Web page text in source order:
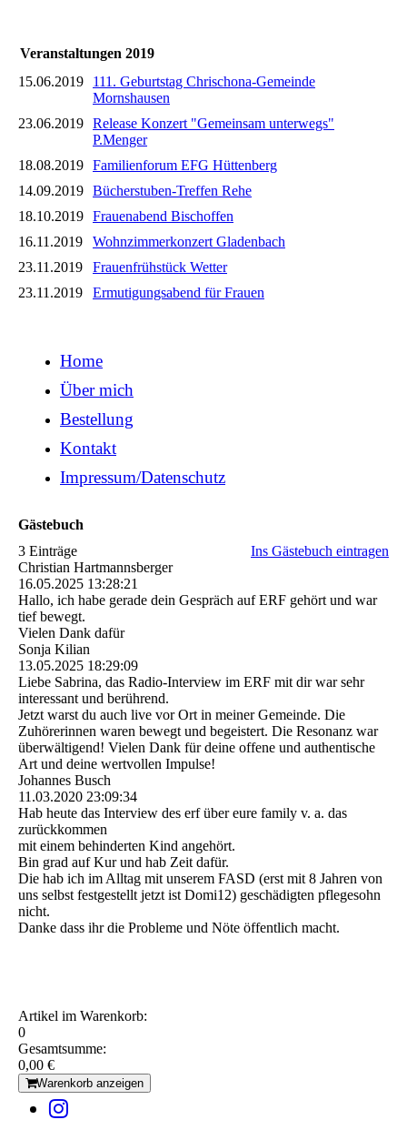
Veranstaltungen 2019
15.06.2019
111. Geburtstag Chrischona-Gemeinde
Mornshausen
23.06.2019 Release Konzert "Gemeinsam unterwegs"
P.Menger
18.08.2019 Familienforum EFG Hüttenberg
14.09.2019 Bücherstuben-Treffen Rehe
18.10.2019 Frauenabend Bischoffen
16.11.2019
Wohnzimmerkonzert Gladenbach
23.11.2019
Frauenfrühstück Wetter
23.11.2019
Ermutigungsabend für Frauen
Home
Über mich
Bestellung
Kontakt
Impressum/Datenschutz
Gästebuch
3 Einträge
Ins Gästebuch eintragen
Christian Hartmannsberger
16.05.2025 13:28:21
Hallo, ich habe gerade dein Gespräch auf ERF gehört und war
tief bewegt.
Vielen Dank dafür
Sonja Kilian
13.05.2025 18:29:09
Liebe Sabrina, das Radio-Interview im ERF mit dir war sehr
interessant und berührend.
Jetzt warst du auch live vor Ort in meiner Gemeinde. Die
Zuhörerinnen waren bewegt und begeistert. Die Resonanz war
überwältigend! Vielen Dank für deine offene und authentische
Art und deine wertvollen Impulse!
Johannes Busch
11.03.2020 23:09:34
Hab heute das Interview des erf über eure family v. a. das
zurückkommen
mit einem behinderten Kind angehört.
Bin grad auf Kur und hab Zeit dafür.
Die hab ich im Alltag mit unserem FASD (erst mit 8 Jahren von
uns selbst festgestellt jetzt ist Domi12) geschädigten pflegesohn
nicht.
Danke dass ihr die Probleme und Nöte öffentlich macht.
Artikel im Warenkorb:
0
Gesamtsumme:
0,00 €
Warenkorb anzeigen